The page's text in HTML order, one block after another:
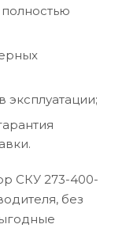
эксплуатации;
СКУ 273-400-
без